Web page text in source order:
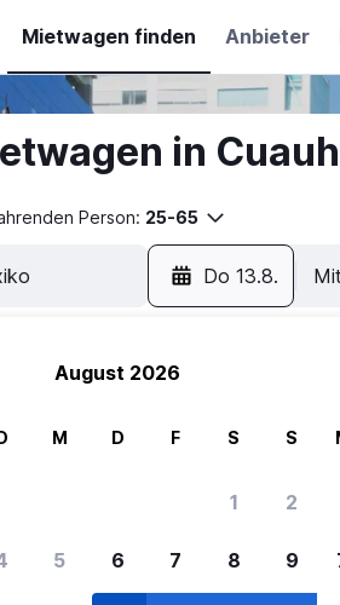
Mietwagen finden Anbieter
in
Person: 25-65
Do 13.8.
Reisenden sich
August 2026
M D F S S
1 2
5 6 7 8 9